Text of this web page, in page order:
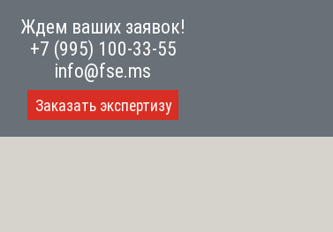
Ждем ваших заявок!
+7 (995) 100-33-55
info@fse.ms
Заказать экспертизу